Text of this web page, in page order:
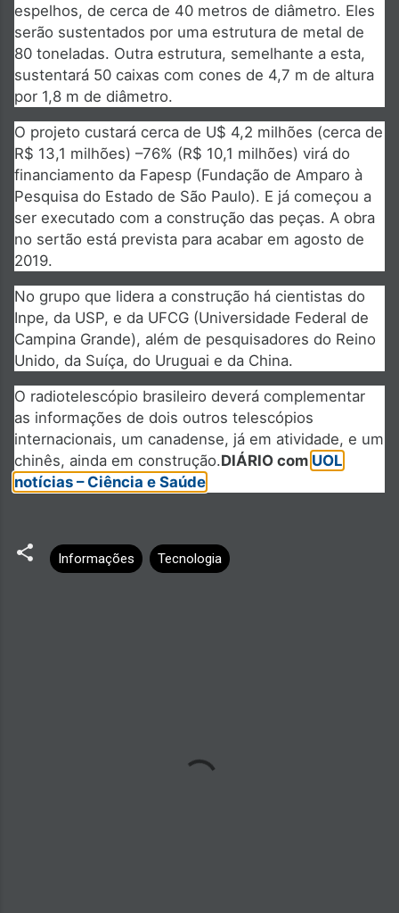
espelhos, de cerca de 40 metros de diâmetro. Eles
serão sustentados por uma estrutura de metal de
80 toneladas. Outra estrutura, semelhante a esta,
sustentará 50 caixas com cones de 4,7 m de altura
por 1,8 m de diâmetro.
O projeto custará cerca de U$ 4,2 milhões (cerca de
R$ 13,1 milhões) –76% (R$ 10,1 milhões) virá do
financiamento da Fapesp (Fundação de Amparo à
Pesquisa do Estado de São Paulo). E já começou a
ser executado com a construção das peças. A obra
no sertão está prevista para acabar em agosto de
2019.
No grupo que lidera a construção há cientistas do
Inpe, da USP, e da UFCG (Universidade Federal de
Campina Grande), além de pesquisadores do Reino
Unido, da Suíça, do Uruguai e da China.
O radiotelescópio brasileiro deverá complementar
as informações de dois outros telescópios
internacionais, um canadense, já em atividade, e um
chinês, ainda em construção.DIÁRIO com UOL
notícias – Ciência e Saúde
Informações Tecnologia